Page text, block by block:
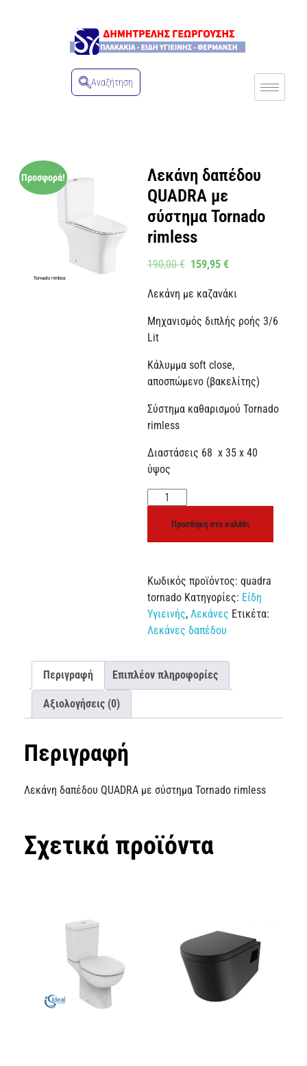
Αναζήτηση
Προσφορά!
Λεκάνη δαπέδου
QUADRA με
σύστημα Tornado
rimless
190,00€ 159,95€
Λεκάνη με καζανάκι
Μηχανισμός διπλής ροής 3/6
Lit
Κάλυμμα soft close,
αποσπώμενο (βακελίτης)
Σύστημα καθαρισμού Tornado
rimless
Διαστάσεις 68 x 35 x 40
ύψος
Προσθήκη στο καλάθι
Κωδικός προϊόντος: quadra
tornado Κατηγορίες: Είδη
Υγιεινής, Λεκάνες Ετικέτα:
Λεκάνες δαπέδου
Περιγραφή Επιπλέον πληροφορίες
Αξιολογήσεις (0)
Περιγραφή
Λεκάνη δαπέδου QUADRA με σύστημα Tornado rimless
Σχετικά προϊόντα